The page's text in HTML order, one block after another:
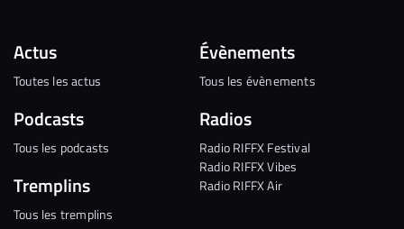
Actus
Toutes les actus
Podcasts
Tous les podcasts
Tremplins
Tous les tremplins
Évènements
Tous les évènements
Radios
Radio RIFFX Festival
Radio RIFFX Vibes
Radio RIFFX Air